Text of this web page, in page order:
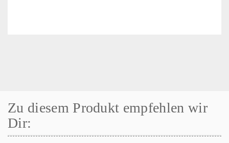
Zu diesem Produkt empfehlen wir
Dir: